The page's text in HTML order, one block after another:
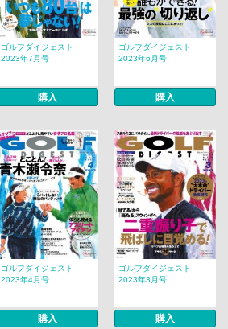
ゴルフダイジェスト
2023年7月号
購入
ゴルフダイジェスト
2023年6月号
購入
ゴルフダイジェスト
2023年4月号
購入
ゴルフダイジェスト
2023年3月号
購入